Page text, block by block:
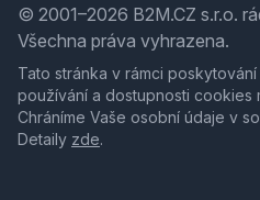
© 2001–2026 B2M.CZ s.r.o.
Všechna práva vyhrazena.
Tato stránka v rámci
používání a dostupnosti cookies
Chráníme Vaše osobní údaje v
Detaily zde.